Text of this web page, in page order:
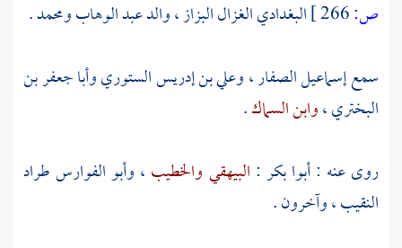
ص:
البغدادي الغزال البزاز ، والد عبد الوهاب ومحمد .
سمعإسماعيل الصفار،وعلي بن إدريس الستوريوأبا جعفر بن
البختري،وابن السماك.
روى عنه :أبوا بكر : البيهقي والخطيب ، وأبو الفوارس طراد
النقيب، وآخرون .